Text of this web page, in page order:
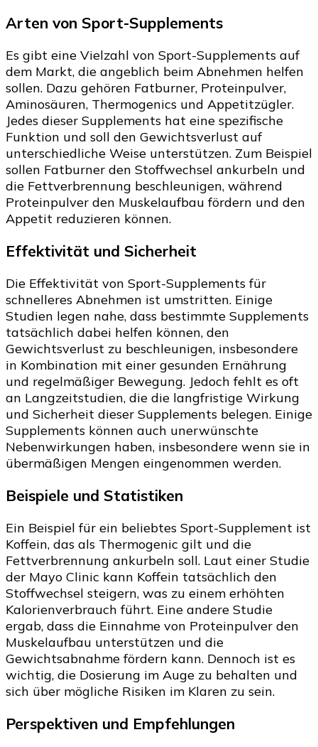
Arten von Sport-Supplements
Es gibt eine Vielzahl von Sport-Supplements auf
dem Markt, die angeblich beim Abnehmen helfen
sollen. Dazu gehören Fatburner, Proteinpulver,
Aminosäuren, Thermogenics und Appetitzügler.
Jedes dieser Supplements hat eine spezifische
Funktion und soll den Gewichtsverlust auf
unterschiedliche Weise unterstützen. Zum Beispiel
sollen Fatburner den Stoffwechsel ankurbeln und
die Fettverbrennung beschleunigen, während
Proteinpulver den Muskelaufbau fördern und den
Appetit reduzieren können.
Effektivität und Sicherheit
Die Effektivität von Sport-Supplements für
schnelleres Abnehmen ist umstritten. Einige
Studien legen nahe, dass bestimmte Supplements
tatsächlich dabei helfen können, den
Gewichtsverlust zu beschleunigen, insbesondere
in Kombination mit einer gesunden Ernährung
und regelmäßiger Bewegung. Jedoch fehlt es oft
an Langzeitstudien, die die langfristige Wirkung
und Sicherheit dieser Supplements belegen. Einige
Supplements können auch unerwünschte
Nebenwirkungen haben, insbesondere wenn sie in
übermäßigen Mengen eingenommen werden.
Beispiele und Statistiken
Ein Beispiel für ein beliebtes Sport-Supplement ist
Koffein, das als Thermogenic gilt und die
Fettverbrennung ankurbeln soll. Laut einer Studie
der Mayo Clinic kann Koffein tatsächlich den
Stoffwechsel steigern, was zu einem erhöhten
Kalorienverbrauch führt. Eine andere Studie
ergab, dass die Einnahme von Proteinpulver den
Muskelaufbau unterstützen und die
Gewichtsabnahme fördern kann. Dennoch ist es
wichtig, die Dosierung im Auge zu behalten und
sich über mögliche Risiken im Klaren zu sein.
Perspektiven und Empfehlungen